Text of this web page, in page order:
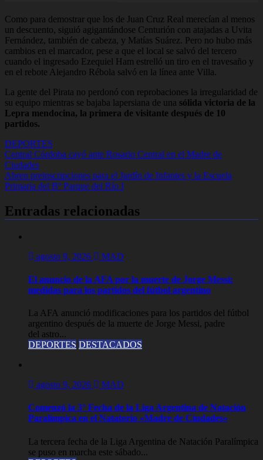
Como para demostrar que los de Juan Cruz Real merecían al menos
un descuento, siguió agigantándose Centurión con atajadas a Uvita
Fernández, también de cabeza, y Matías Suárez. Pero no hubo más
cambios en el marcador, pese a que el local se salvó del tercero
cuando el ingresado Ezequiel Ham estrelló un tiro en el travesaño y
en el rebote Alejandro Rébola salvó en la línea ante Villa.
La gente del Pirata no perdonó con reprobaciones la irregularidad de
su equipo mientras se bajaba lapersiana de una sólida victoria de la
Lepra mendocina, la primera de visitante después de 10
partidos.
DEPORTES
Navegación
de
entradas
Central Córdoba cayó ante Rosario Central en el Madre de
Ciudades
Abren preinscripciones para el Jardín de Infantes y la Escuela
Primaria del Bº Parque del Río I
Entradas relacionadas
agosto 9, 2026 MAD
El anuncio de la AFA por la muerte de Jorge Messi:
medidas para los partidos del fútbol argentino
La AFA anunció modificaciones para los partidos del fútbol
argentino después de la muerte de Jorge Messi, padre
del astro...
DEPORTES DESTACADOS
agosto 9, 2026 MAD
Comenzó la 3° Fecha de la Liga Argentina de Natación
Paralímpica en el Natatorio «Madre de Ciudades»
La tercera fecha de la Liga Argentina de Natación Paralímpica
se puso en marcha este sábado...